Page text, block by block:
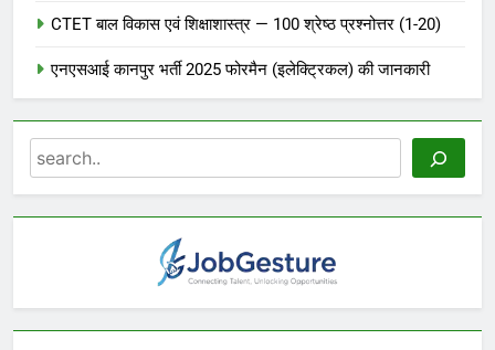
CTET बाल विकास एवं शिक्षाशास्त्र — 100 श्रेष्ठ प्रश्नोत्तर (1-20)
एनएसआई कानपुर भर्ती 2025 फोरमैन (इलेक्ट्रिकल) की जानकारी
Search